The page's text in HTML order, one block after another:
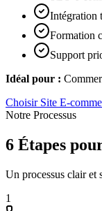
Intégration
Formation
Support
Idéal pour :
Choisir Site E-
Notre Processus
6 Étapes
Un processus clair et
1